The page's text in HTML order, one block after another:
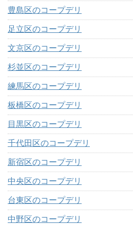
豊島区のコープデリ
足立区のコープデリ
文京区のコープデリ
杉並区のコープデリ
練馬区のコープデリ
板橋区のコープデリ
目黒区のコープデリ
千代田区のコープデリ
新宿区のコープデリ
中央区のコープデリ
台東区のコープデリ
中野区のコープデリ